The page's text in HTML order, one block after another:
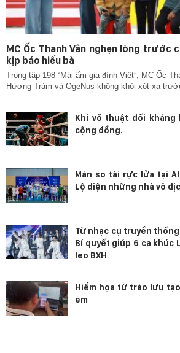
MC Ốc Thanh Vân nghẹn lòng trước
kịp báo hiếu bà
Trong tập 198 “Mái ấm gia đình Việt”, MC Ốc
Hương Tràm và OgeNus không khỏi xót xa
Khi võ thuật đối kháng
cộng đồng.
Màn so tài rực lửa tại
Lộ diện những nhà vô
Từ nhạc cụ truyền
Bí quyết giúp 6 ca khúc
leo BXH
Hiểm họa từ trào lưu
em